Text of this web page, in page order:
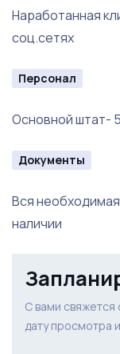
Наработанная
соц.сетях
Персонал
Основной штат-
Документы
Вся
наличии
С вами свяжется
дату просмотра